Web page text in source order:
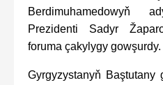
Berdimuhamedowyň
Prezidenti Sadyr
foruma çakylygy gowşurdy.
Gyrgyzystanyň Baştutany